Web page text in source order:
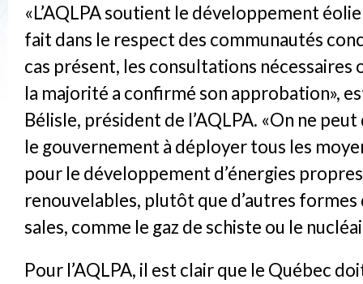
«L’AQLPA soutient le développement
fait dans le respect des communautés
cas présent, les consultations nécessaires
la majorité a confirmé son approbation»,
Bélisle, président de l’AQLPA. «On ne
le gouvernement à déployer tous les
pour le développement d’énergies
renouvelables, plutôt que d’autres formes
sales, comme le gaz de schiste ou le
Pour l’AQLPA, il est clair que le Québec